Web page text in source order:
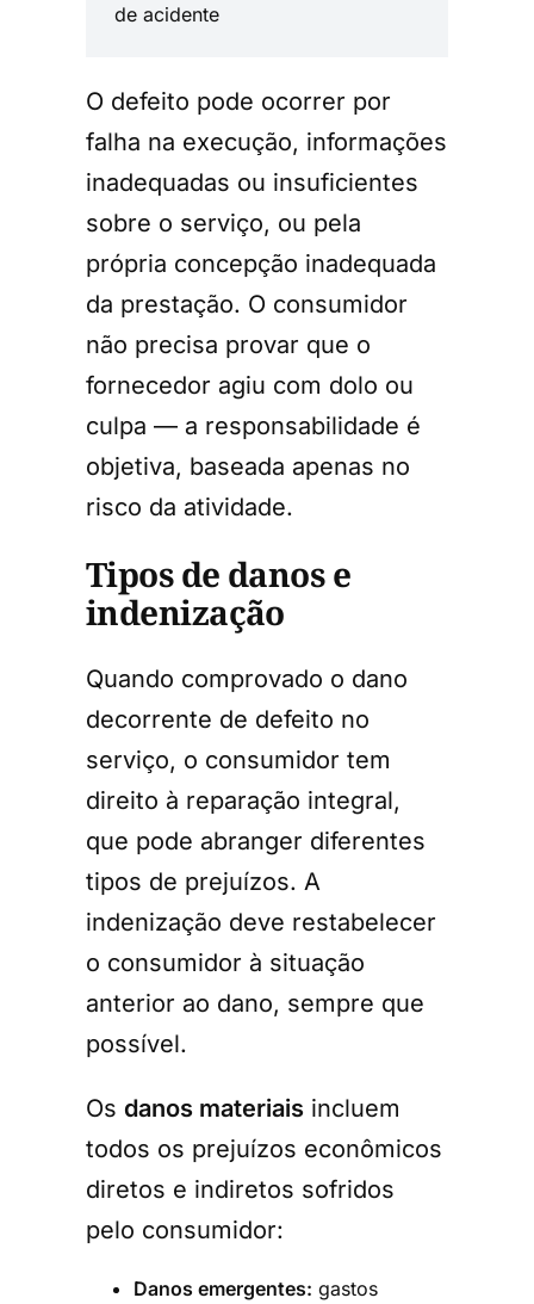
de acidente
O defeito pode ocorrer por
falha na execução, informações
inadequadas ou insuficientes
sobre o serviço, ou pela
própria concepção inadequada
da prestação. O consumidor
não precisa provar que o
fornecedor agiu com dolo ou
culpa — a responsabilidade é
objetiva, baseada apenas no
risco da atividade.
Tipos de danos e
indenização
Quando comprovado o dano
decorrente de defeito no
serviço, o consumidor tem
direito à reparação integral,
que pode abranger diferentes
tipos de prejuízos. A
indenização deve restabelecer
o consumidor à situação
anterior ao dano, sempre que
possível.
Os danos materiais incluem
todos os prejuízos econômicos
diretos e indiretos sofridos
pelo consumidor:
Danos emergentes: gastos